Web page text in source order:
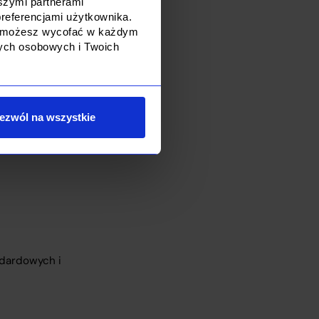
użytkownika.
wycofać w każdym
osobowych i Twoich
na wszystkie
potrzeb.
ekspertów
i